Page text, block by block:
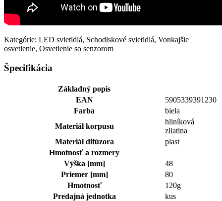
Kategórie: LED svietidlá, Schodiskové svietidlá, Vonkajšie
osvetlenie, Osvetlenie so senzorom
Špecifikácia
Základný popis
EAN
5905339391230
Farba
biela
Materiál korpusu
hliníková
zliatina
Materiál difúzora
plast
Hmotnosť a rozmery
Výška [mm]
48
Priemer [mm]
80
Hmotnosť
120g
Predajná jednotka
kus